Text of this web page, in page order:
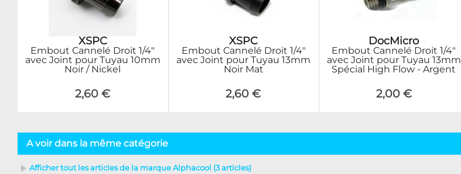
XSPC
Embout Cannelé Droit 1/4"
avec Joint pour Tuyau 10mm
Noir / Nickel
2,60 €
XSPC
Embout Cannelé Droit 1/4"
avec Joint pour Tuyau 13mm
Noir Mat
2,60 €
DocMicro
Embout Cannelé Droit 1/4"
avec Joint pour Tuyau 13mm
Spécial High Flow - Argent
2,00 €
A voir dans la même catégorie
Afficher tout les articles de la marque Alphacool (3 articles)